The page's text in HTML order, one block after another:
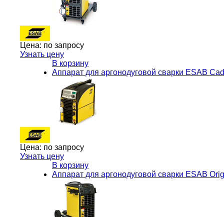
Цена: по запросу
Узнать цену
В корзину
Аппарат для аргонодуговой сварки ESAB
Цена: по запросу
Узнать цену
В корзину
Аппарат для аргонодуговой сварки ESAB